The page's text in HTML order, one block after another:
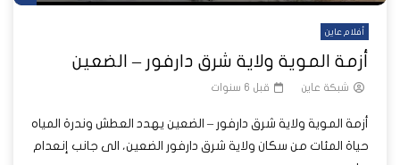
أفلام عاين
أزمة الموية ولاية شرق دارفور – الضعين
شبكة عاين قبل 6 سنوات
أزمة الموية ولاية شرق دارفور – الضعين يهدد العطش وندرة المياه
حياة المئات من سكان ولاية شرق دارفور الضعين، الى جانب إنعدام